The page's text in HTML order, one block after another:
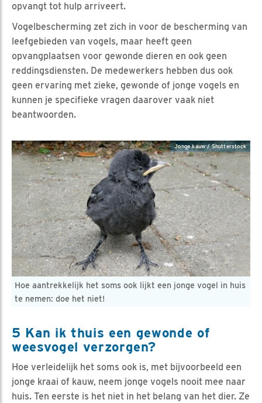
opvangt tot hulp arriveert.
Vogelbescherming zet zich in voor de bescherming van
leefgebieden van vogels, maar heeft geen
opvangplaatsen voor gewonde dieren en ook geen
reddingsdiensten. De medewerkers hebben dus ook
geen ervaring met zieke, gewonde of jonge vogels en
kunnen je specifieke vragen daarover vaak niet
beantwoorden.
Hoe aantrekkelijk het soms ook lijkt een jonge vogel in huis
te nemen: doe het niet!
Jonge kauw / Shutterstock
5 Kan ik thuis een gewonde of
weesvogel verzorgen?
Hoe verleidelijk het soms ook is, met bijvoorbeeld een
jonge kraai of kauw, neem jonge vogels nooit mee naar
huis. Ten eerste is het niet in het belang van het dier. Ze